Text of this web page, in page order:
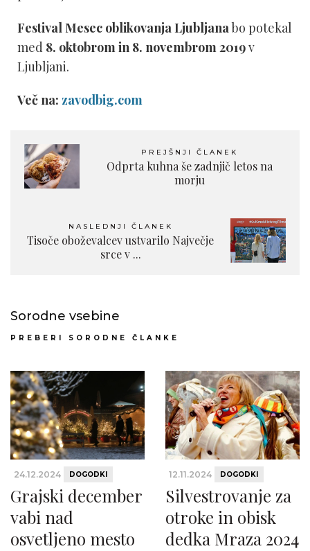
Festival Mesec oblikovanja Ljubljanabo potekal
med 8. oktobrom in 8. novembrom 2019v
Ljubljani.
Več na: zavodbig.com
PREJŠNJI ČLANEK
Odprta kuhna še zadnjič letos na
morju
NASLEDNJI ČLANEK
Tisoče oboževalcev ustvarilo Največje
srce v ...
Sorodne vsebine
PREBERI SORODNE ČLANKE
24.12.2024 DOGODKI
Grajski december
vabi nad
osvetljeno mesto
12.11.2024 DOGODKI
Silvestrovanje za
otroke in obisk
dedka Mraza 2024